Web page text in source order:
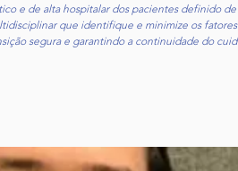
e de alta hospitalar dos pacientes definido
que identifique e minimize os
segura e garantindo a continuidade do